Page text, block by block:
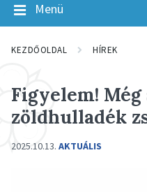
Menü
KEZDŐOLDAL HÍREK
Figyelem!
zöldhulladék
2025.10.13. AKTUÁLIS